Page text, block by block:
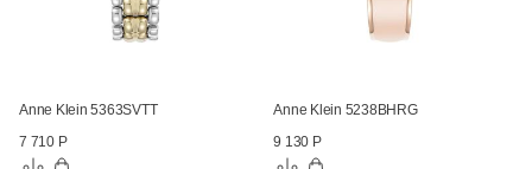
Anne Klein 5363SVTT
7 710 Р
Anne Klein 5238BHRG
9 130 Р